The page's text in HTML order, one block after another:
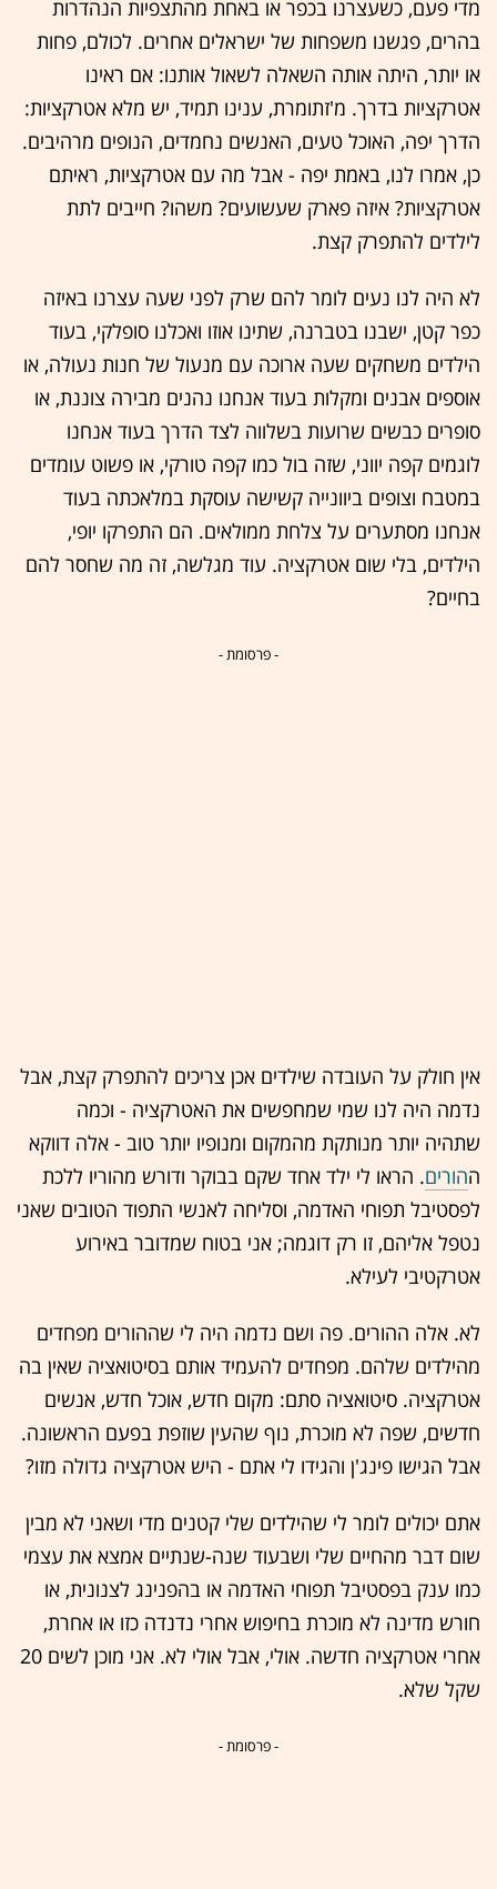
מדי פעם, כשעצרנו בכפר או באחת מהתצפיות הנהדרות
בהרים, פגשנו משפחות של ישראלים אחרים. לכולם, פחות
או יותר, היתה אותה השאלה לשאול אותנו: אם ראינו
אטרקציות בדרך. מ'זתומרת, ענינו תמיד, יש מלא אטרקציות:
הדרך יפה, האוכל טעים, האנשים נחמדים, הנופים מרהיבים.
כן, אמרו לנו, באמת יפה - אבל מה עם אטרקציות, ראיתם
אטרקציות? איזה פארק שעשועים? משהו? חייבים לתת
לילדים להתפרק קצת.
לא היה לנו נעים לומר להם שרק לפני שעה עצרנו באיזה
כפר קטן, ישבנו בטברנה, שתינו אוזו ואכלנו סופלקי, בעוד
הילדים משחקים שעה ארוכה עם מנעול של חנות נעולה, או
אוספים אבנים ומקלות בעוד אנחנו נהנים מבירה צוננת, או
סופרים כבשים שרועות בשלווה לצד הדרך בעוד אנחנו
לוגמים קפה יווני, שזה בול כמו קפה טורקי, או פשוט עומדים
במטבח וצופים ביוונייה קשישה עוסקת במלאכתה בעוד
אנחנו מסתערים על צלחת ממולאים. הם התפרקו יופי,
הילדים, בלי שום אטרקציה. עוד מגלשה, זה מה שחסר להם
בחיים?
- פרסומת -
אין חולק על העובדה שילדים אכן צריכים להתפרק קצת, אבל
נדמה היה לנו שמי שמחפשים את האטרקציה - וכמה
שתהיה יותר מנותקת מהמקום ומנופיו יותר טוב - אלה דווקא
ההורים. הראו לי ילד אחד שקם בבוקר ודורש מהוריו ללכת
לפסטיבל תפוחי האדמה, וסליחה לאנשי התפוד הטובים שאני
נטפל אליהם, זו רק דוגמה; אני בטוח שמדובר באירוע
אטרקטיבי לעילא.
לא. אלה ההורים. פה ושם נדמה היה לי שההורים מפחדים
מהילדים שלהם. מפחדים להעמיד אותם בסיטואציה שאין בה
אטרקציה. סיטואציה סתם: מקום חדש, אוכל חדש, אנשים
חדשים, שפה לא מוכרת, נוף שהעין שוזפת בפעם הראשונה.
אבל הגישו פינג'ן והגידו לי אתם - היש אטרקציה גדולה מזו?
אתם יכולים לומר לי שהילדים שלי קטנים מדי ושאני לא מבין
שום דבר מהחיים שלי ושבעוד שנה-שנתיים אמצא את עצמי
כמו ענק בפסטיבל תפוחי האדמה או בהפנינג לצנונית, או
חורש מדינה לא מוכרת בחיפוש אחרי נדנדה כזו או אחרת,
אחרי אטרקציה חדשה. אולי, אבל אולי לא. אני מוכן לשים 20
שקל שלא.
- פרסומת -